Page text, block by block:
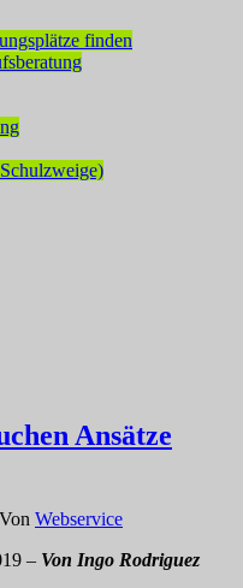
finden
Ansätze
Von Webservice
– Von Ingo Rodriguez